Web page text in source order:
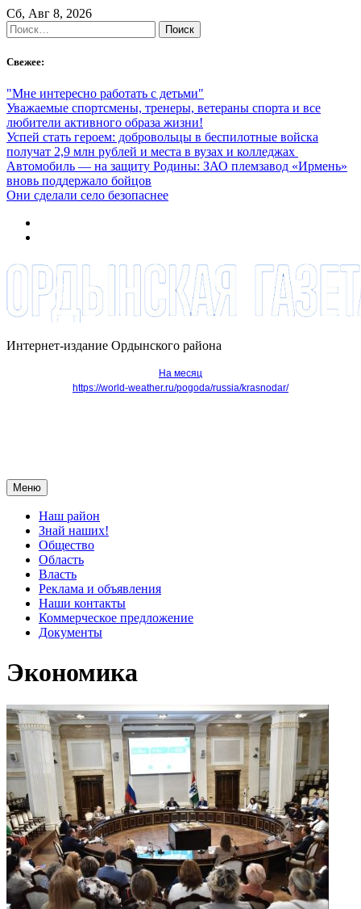
Skip
to
content
Сб, Авг 8, 2026
Найти:
Свежее:
"Мне интересно работать с детьми"
Уважаемые спортсмены, тренеры, ветераны спорта и все
любители активного образа жизни!
Успей стать героем: добровольцы в беспилотные войска
получат 2,9 млн рублей и места в вузах и колледжах
Автомобиль — на защиту Родины: ЗАО племзавод «Ирмень»
вновь поддержало бойцов
Они сделали село безопаснее
Интернет-издание Ордынского района
На месяц
https://world-weather.ru/pogoda/russia/krasnodar/
Меню
Наш район
Знай наших!
Общество
Область
Власть
Реклама и объявления
Наши контакты
Коммерческое предложение
Документы
Экономика